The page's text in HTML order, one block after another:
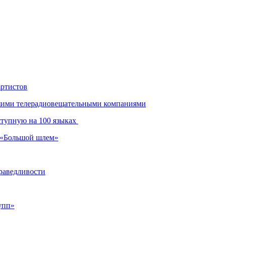
телерадиовещательными компаниями
на 100 языках
«Большой шлем»